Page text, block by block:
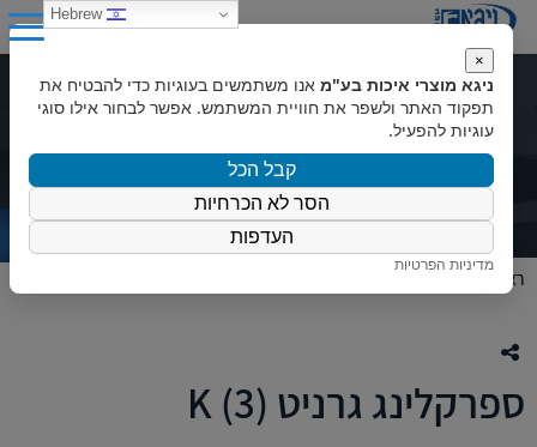
ספרקלינג גרניט (3) K
ראשי
ספרקלינג גרניט (3) K
×
ניגא מוצרי איכות בע"מ אנו משתמשים בעוגיות כדי להבטיח את
תפקוד האתר ולשפר את חוויית המשתמש. אפשר לבחור אילו סוגי
עוגיות להפעיל.
קבל הכל
הסר לא הכרחיות
העדפות
מדיניות הפרטיות
Hebrew